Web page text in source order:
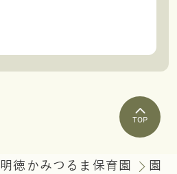
TOP
明徳かみつるま保育園
園